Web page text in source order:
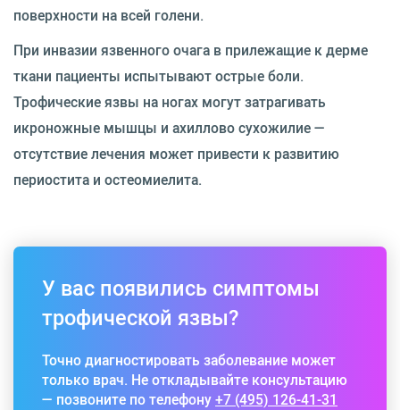
поверхности на всей голени.
При инвазии язвенного очага в прилежащие к дерме
ткани пациенты испытывают острые боли.
Трофические язвы на ногах могут затрагивать
икроножные мышцы и ахиллово сухожилие —
отсутствие лечения может привести к развитию
периостита и остеомиелита.
У вас появились симптомы
трофической язвы?
Точно диагностировать заболевание может
только врач. Не откладывайте консультацию
— позвоните по телефону+7 (495) 126-41-31